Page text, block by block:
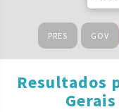
PRES GOV
Resultados